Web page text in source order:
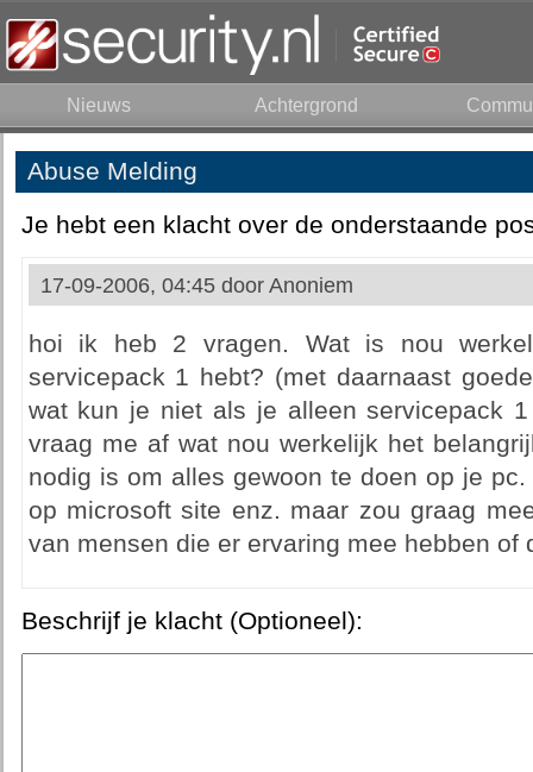
Nieuws Achtergrond
Abuse Melding
Je hebt een klacht over de onderstaande
17-09-2006, 04:45 door Anoniem
hoi ik heb 2 vragen. Wat is nou
servicepack 1 hebt? (met daarnaast
wat kun je niet als je alleen servicepack
vraag me af wat nou werkelijk het
nodig is om alles gewoon te doen op je
op microsoft site enz. maar zou graag
van mensen die er ervaring mee hebben of
Beschrijf je klacht (Optioneel):